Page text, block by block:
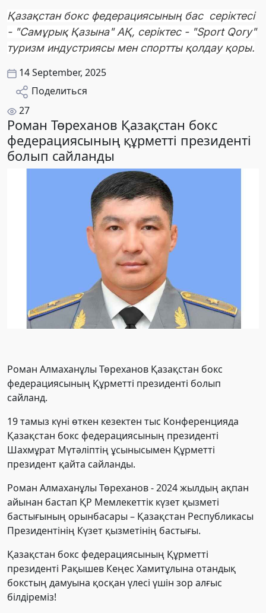
Қазақстан бокс федерациясының бас серіктесі
- "Самұрық Қазына" АҚ, серіктес - "Sport Qory"
туризм индустриясы мен спортты қолдау қоры.
14 September, 2025
Поделиться
27
Роман Төреханов Қазақстан бокс
федерациясының құрметті президенті
болып сайланды
Роман Алмаханұлы Төреханов Қазақстан бокс
федерациясының Құрметті президенті болып
сайланд.
19 тамыз күні өткен кезектен тыс Конференцияда
Қазақстан бокс федерациясының президенті
Шахмұрат Мүтәліптің ұсынысымен Құрметті
президент қайта сайланды.
Роман Алмаханұлы Төреханов - 2024 жылдың ақпан
айынан бастап ҚР Мемлекеттік күзет қызметі
бастығының орынбасары – Қазақстан Республикасы
Президентінің Күзет қызметінің бастығы.
Қазақстан бокс федерациясының Құрметті
президенті Рақышев Кеңес Хамитұлына отандық
бокстың дамуына қосқан үлесі үшін зор алғыс
білдіреміз!